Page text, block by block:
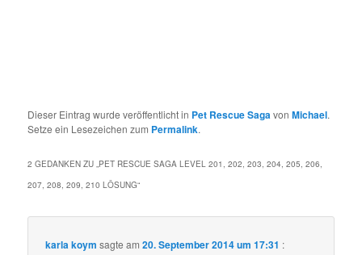
Dieser Eintrag wurde veröffentlicht in Pet Rescue SagavonMichael.
Setze ein Lesezeichen zum Permalink.
2 GEDANKEN ZU „PET RESCUE SAGA LEVEL 201, 202, 203, 204, 205, 206,
207, 208, 209, 210 LÖSUNG“
karla koym sagte am20. September 2014 um 17:31 :